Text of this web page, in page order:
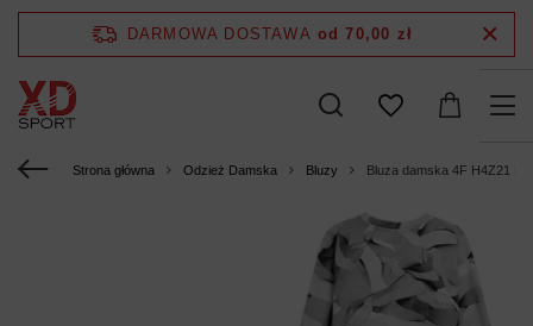
DARMOWA DOSTAWA od 70,00 zł
Strona główna Odzież Damska Bluzy Bluza damska 4F H4Z21